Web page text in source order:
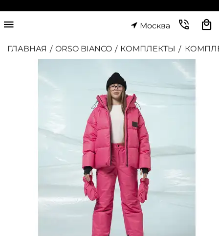
Москва
ГЛАВНАЯ / ORSO BIANCO / КОМПЛЕКТЫ /